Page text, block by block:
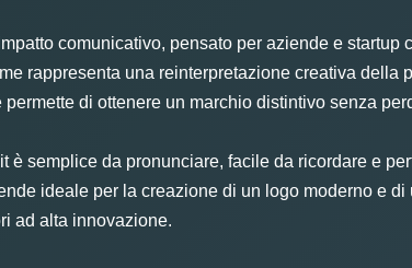
comunicativo, pensato per aziende e startup
rappresenta una reinterpretazione creativa della
di ottenere un marchio distintivo senza
è semplice da pronunciare, facile da ricordare e
ideale per la creazione di un logo moderno e
ad alta innovazione.